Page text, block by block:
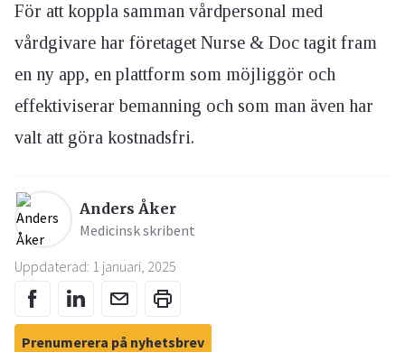
För att koppla samman vårdpersonal med
vårdgivare har företaget Nurse & Doc tagit fram
en ny app, en plattform som möjliggör och
effektiviserar bemanning och som man även har
valt att göra kostnadsfri.
Anders Åker
Medicinsk skribent
Uppdaterad: 1 januari, 2025
Prenumerera på nyhetsbrev